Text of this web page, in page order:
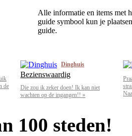
Alle informatie en items met
guide symbool kun je
guide.
de
Dinghuis
Bezienswaardig
Die zou ik zeker doen! Ik kan niet
wachten op de ingangen!! »
100 steden!